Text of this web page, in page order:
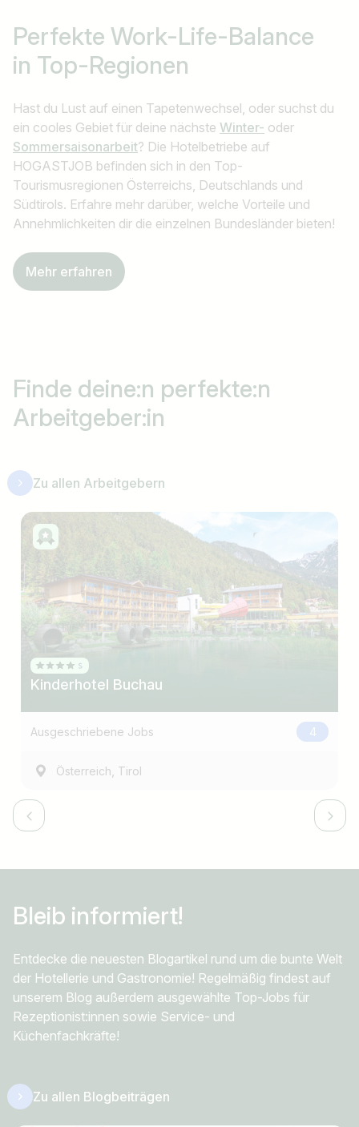
Perfekte Work-Life-Balance
in Top-Regionen
Hast du Lust auf einen Tapetenwechsel, oder suchst du
ein cooles Gebiet für deine nächste Winter- oder
Sommersaisonarbeit? Die Hotelbetriebe auf
HOGASTJOB befinden sich in den Top-
Tourismusregionen Österreichs, Deutschlands und
Südtirols. Erfahre mehr darüber, welche Vorteile und
Annehmlichkeiten dir die einzelnen Bundesländer bieten!
Mehr erfahren
Finde deine:n perfekte:n
Arbeitgeber:in
Zu allen Arbeitgebern
Kinderhotel Buchau
Ausgeschriebene Jobs 4
Österreich Tirol
Bleib informiert!
Entdecke die neuesten Blogartikel rund um die bunte Welt
der Hotellerie und Gastronomie! Regelmäßig findest auf
unserem Blog außerdem ausgewählte Top-Jobs für
Rezeptionist:innen sowie Service- und
Küchenfachkräfte!
Zu allen Blogbeiträgen